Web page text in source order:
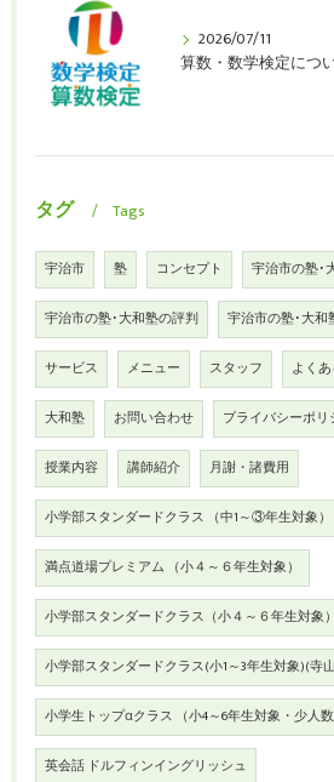
2026/07/11
算数・数学検定につ
タグ Tags
宇治市 塾 コンセプト 宇治市の塾･
宇治市の塾･大和塾の評判 宇治市の塾･大和
サービス メニュー スタッフ よく
大和塾 お問い合わせ プライバシーポリ
授業内容 講師紹介 月謝・諸費用
小学部スタンダードクラス （中1～③年生対象）
満点道場プレミアム （小４～６年生対象）
小学部スタンダードクラス（小４～６年生対象）
小学部スタンダードクラス(小1～3年生対象)(寺
小学生トップαクラス （小4～6年生対象・少人数
英会話 ドルフィンイングリッシュ